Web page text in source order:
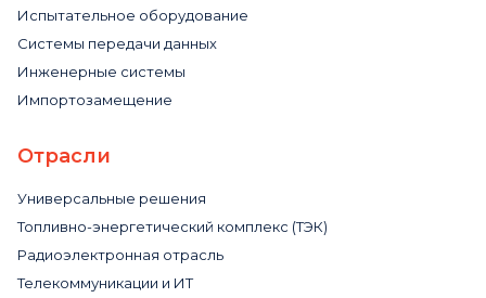
Испытательное оборудование
Системы передачи данных
Инженерные системы
Импортозамещение
Отрасли
Универсальные решения
Топливно-энергетический комплекс (ТЭК)
Радиоэлектронная отрасль
Телекоммуникации и ИТ